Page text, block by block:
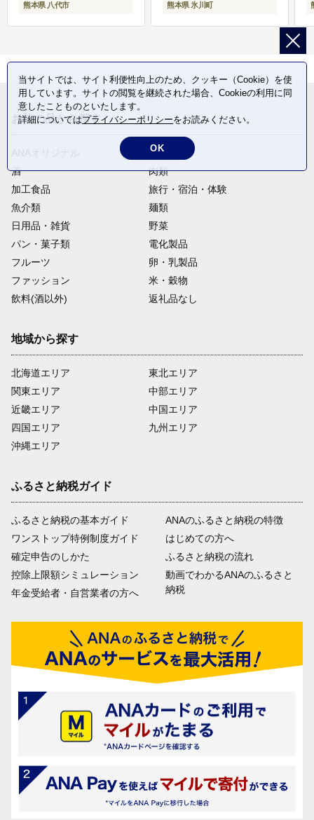
熊本県 八代市 熊本県 氷川町
お礼の品から探す
定期便
酒
肉類
加工食品
旅行・宿泊・体験
魚介類
麺類
日用品・雑貨
野菜
パン・菓子類
電化製品
フルーツ
卵・乳製品
ファッション
米・穀物
飲料(酒以外)
返礼品なし
地域から探す
北海道エリア
関東エリア
近畿エリア
四国エリア
沖縄エリア
東北エリア
中部エリア
中国エリア
九州エリア
ふるさと納税ガイド
ふるさと納税の基本ガイド
ワンストップ特例制度ガイド
確定申告のしかた
控除上限額シミュレーション
年金受給者・自営業者の方へ
ANAのふるさと納税の特徴
はじめての方へ
ふるさと納税の流れ
動画でわかるANAのふるさと
納税
当サイトでは、サイト利便性向上のため、クッキー（Cookie）を使
用しています。サイトの閲覧を継続された場合、Cookieの利用に同
意したことものといたします。
詳細についてはプライバシーポリシーをお読みください。
OK